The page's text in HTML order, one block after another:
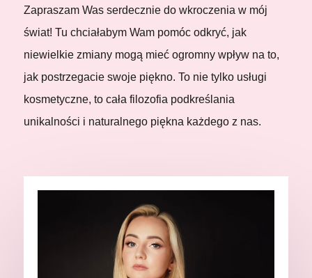
Zapraszam Was serdecznie do wkroczenia w mój
świat! Tu chciałabym Wam pomóc odkryć, jak
niewielkie zmiany mogą mieć ogromny wpływ na to,
jak postrzegacie swoje piękno. To nie tylko usługi
kosmetyczne, to cała filozofia podkreślania
unikalności i naturalnego piękna każdego z nas.